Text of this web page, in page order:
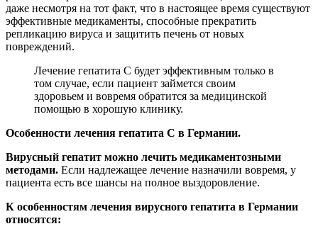
даже несмотря на тот факт, что в настоящее время существуют
эффективные медикаменты, способные прекратить
репликацию вируса и защитить печень от новых
повреждений.
Лечение гепатита C будет эффективным только в
том случае, если пациент займется своим
здоровьем и вовремя обратится за медицинской
помощью в хорошую клинику.
Особенности лечения гепатита С в Германии.
Вирусный гепатит можно лечить медикаментозными
методами. Если надлежащее лечение назначили вовремя, у
пациента есть все шансы на полное выздоровление.
К особенностям лечения вирусного гепатита в Германии
относятся: